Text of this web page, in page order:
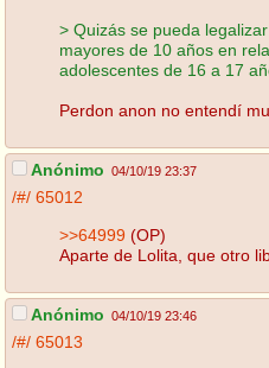
> Quizás se pueda
mayores de 10 años en
adolescentes de 16 a 17
Perdon anon no entendí
Anónimo 04/10/19 23:37
/#/ 65012
>>64999 (OP)
Aparte de Lolita, que otro
Anónimo 04/10/19 23:46
/#/ 65013